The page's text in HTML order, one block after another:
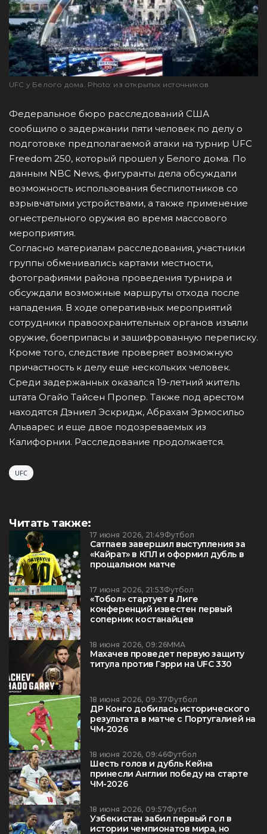
UFC у Белого дома. Photo: из открытых источников
Федеральное бюро расследований США
сообщило о задержании пяти человек по делу о
подготовке предполагаемой атаки на турнир UFC
Freedom 250, который прошел у Белого дома. По
данным NBC News, фигуранты дела обсуждали
возможность использования беспилотников со
взрывчатыми устройствами, а также применение
огнестрельного оружия во время массового
мероприятия.
Согласно материалам расследования, участники
группы обменивались картами местности,
фотографиями района проведения турнира и
обсуждали возможные маршруты отхода после
нападения. В ходе оперативных мероприятий
сотрудники правоохранительных органов изъяли
оружие, боеприпасы и зашифрованную переписку.
Кроме того, следствие проверяет возможную
причастность к делу еще нескольких человек.
Среди задержанных оказался 19-летний житель
штата Огайо Тайсен Пропер. Также под арестом
находятся Дэниел Эскридж, Абрахам Эрмосильо
Альварес и еще двое подозреваемых из
Калифорнии. Расследование продолжается.
UFC
Читать также:
17 июня 2026, 21:49Футбол
Сатпаев завершил выступления за
«Кайрат» в КПЛ и оформил дубль в
прощальном матче
17 июня 2026, 21:53Футбол
«Тобол» стартует в Лиге
конференций известен первый
соперник костанайцев
18 июня 2026, 09:26ММА
Махачев проведет первую защиту
титула против Гэрри на UFC 330
18 июня 2026, 09:37Футбол
ДР Конго добилась исторического
результата в матче с Португалией на
ЧМ-2026
18 июня 2026, 09:46Футбол
Шесть голов и дубль Кейна
принесли Англии победу на старте
ЧМ-2026
18 июня 2026, 09:57Футбол
Узбекистан забил первый гол в
истории чемпионатов мира, но